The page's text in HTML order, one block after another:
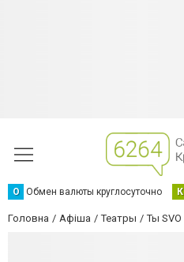
О Обмен валюты круглосуточно К
Головна Афіша Театры Ты SVO